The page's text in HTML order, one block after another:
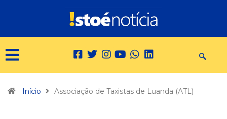
Início Associação de Taxistas de Luanda (ATL)